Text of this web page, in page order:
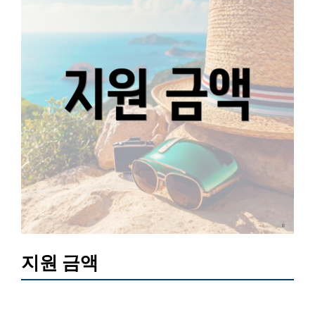
지원 금액